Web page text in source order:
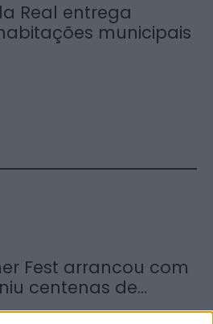
Real entrega
municipais
Fest arrancou com
centenas de...